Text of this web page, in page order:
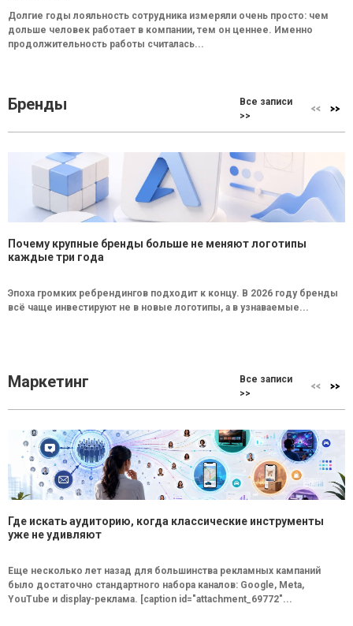
Долгие годы лояльность сотрудника измеряли очень просто: чем
дольше человек работает в компании, тем он ценнее. Именно
продолжительность работы считалась...
Бренды
Все записи
>>
Почему крупные бренды больше не меняют логотипы
каждые три года
Эпоха громких ребрендингов подходит к концу. В 2026 году бренды
всё чаще инвестируют не в новые логотипы, а в узнаваемые...
Маркетинг
Все записи
>>
Где искать аудиторию, когда классические инструменты
уже не удивляют
Еще несколько лет назад для большинства рекламных кампаний
было достаточно стандартного набора каналов: Google, Meta,
YouTube и display-реклама. [caption id="attachment_69772"...